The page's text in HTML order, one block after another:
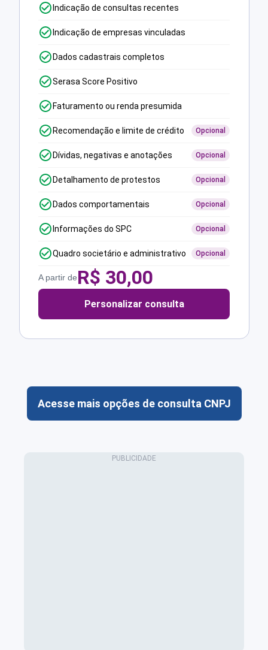
Indicação de consultas recentes
Indicação de empresas vinculadas
Dados cadastrais completos
Serasa Score Positivo
Faturamento ou renda presumida
Recomendação e limite de crédito Opcional
Dívidas, negativas e anotações Opcional
Detalhamento de protestos Opcional
Dados comportamentais Opcional
Informações do SPC Opcional
Quadro societário e administrativo Opcional
A partir deR$ 30,00
Personalizar consulta
Acesse mais opções de consulta CNPJ